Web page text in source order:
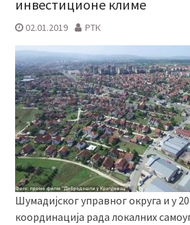
инвестиционе климе
02.01.2019 РТК
Шумадијског управног округа и у
координација рада локалних